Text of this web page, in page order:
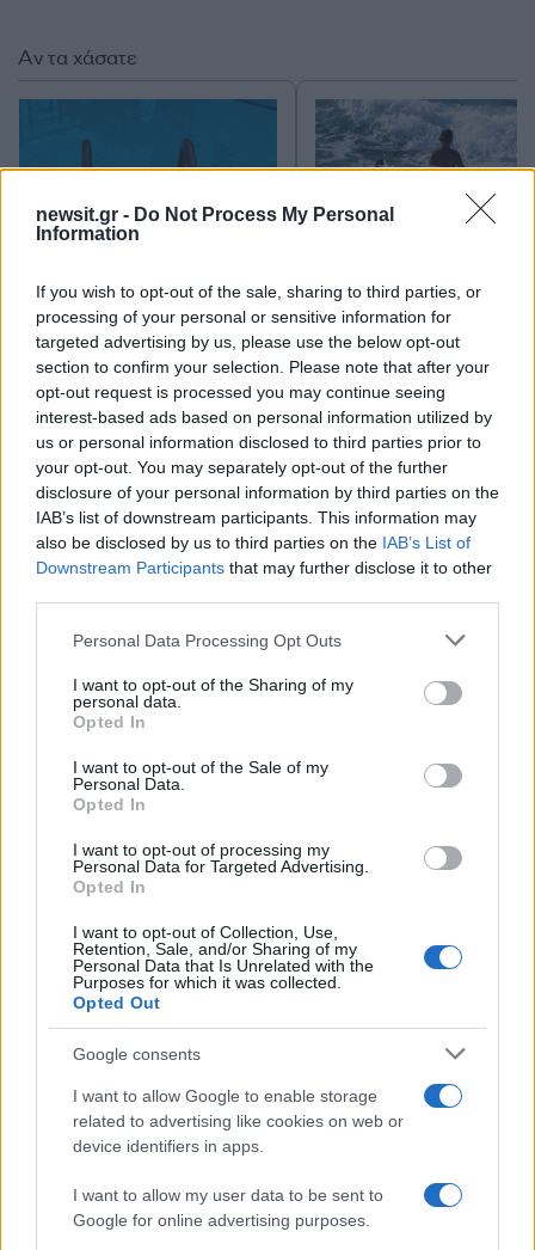
newsit.gr - Do Not Process My Personal
Information
If you wish to opt-out of the sale, sharing to third parties, or
processing of your personal or sensitive information for
targeted advertising by us, please use the below opt-out
section to confirm your selection. Please note that after your
opt-out request is processed you may continue seeing
interest-based ads based on personal information utilized by
us or personal information disclosed to third parties prior to
your opt-out. You may separately opt-out of the further
disclosure of your personal information by third parties on the
IAB’s list of downstream participants. This information may
also be disclosed by us to third parties on the IAB’s List of
Downstream Participants that may further disclose it to other
Please note that this website/app uses one or more Google
not limited to your visit or usage behaviour. You may click to
grant or deny consent to Google and its third-party tags to
use your data for below specified purposes in below Google
consent section.
Personal Data Processing Opt Outs
I want to opt-out of the Sharing of my
personal data.
Opted In
I want to opt-out of the Sale of my
Personal Data.
Opted In
I want to opt-out of processing my
Personal Data for Targeted Advertising.
Opted In
I want to opt-out of Collection, Use,
Retention, Sale, and/or Sharing of my
Personal Data that Is Unrelated with the
Purposes for which it was collected.
Opted Out
Google consents
I want to allow Google to enable storage
related to advertising like cookies on web or
device identifiers in apps.
I want to allow my user data to be sent to
Google for online advertising purposes.
Σχόλια
Σχολίασε εδώ
2000 /2000
Όροι Χρήσης. Το site προστατεύεται από reCAPTCHA, ισχύουν
Πολιτική Απορρήτου&Όροι Χρήσηςτης Google.
ΕΜΜΑΝΟΥΗΛ ΚΑΡΑΛΗΣ
ΠΑΓΚΟΣΜΙΟ ΠΡΩΤΑΘΛΗΜΑ ΚΛΕΙΣΤΟΥ
ΣΤΙΒΟΥ
Ακολουθήστε το Νewsit.gr στοGoogle News
Αν τα χάσατε
Κλειστό μέχρι νεοτέρας το
beach bar στην Πάρο όπου
πνίγηκε ο 4χρονος –
Απολογείται ο ιδιοκτήτης
που είχε δηλωθεί ως
ναυαγοσώστης
Εκρηκτικό κοκτέιλ
40άρια και 8 μποφόρ
συναγερμό η χώρα
φωτιές, ενισχύονται
άνεμοι τις επόμενες